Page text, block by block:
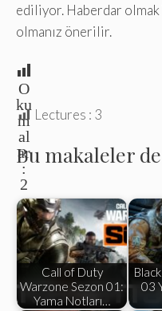
ediliyor. Haberdar
olmanız önerilir.
O
ku
m
al
ar
:
2
Lectures : 3
Bu makaleler
Call of Duty
Warzone Sezon 01:
Yama Notları…
03